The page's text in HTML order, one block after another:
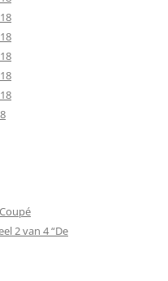
2 van 4 “De